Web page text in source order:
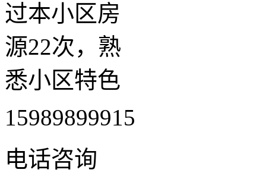
过本小区房
源22次，熟
悉小区特色
15989899915
电话咨询